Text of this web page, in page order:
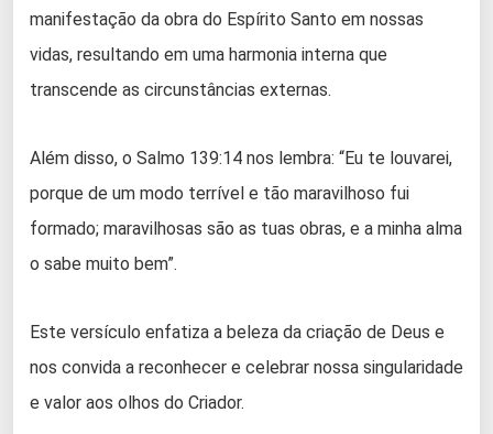
manifestação da obra do Espírito Santo em nossas
vidas, resultando em uma harmonia interna que
transcende as circunstâncias externas.
Além disso, o Salmo 139:14 nos lembra: “Eu te louvarei,
porque de um modo terrível e tão maravilhoso fui
formado; maravilhosas são as tuas obras, e a minha alma
o sabe muito bem”.
Este versículo enfatiza a beleza da criação de Deus e
nos convida a reconhecer e celebrar nossa singularidade
e valor aos olhos do Criador.